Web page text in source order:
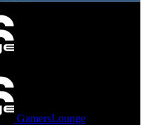
GamersLounge